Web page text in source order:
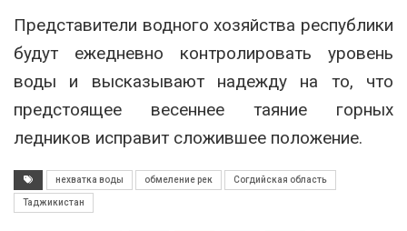
Представители водного хозяйства республики
будут ежедневно контролировать уровень
воды и высказывают надежду на то, что
предстоящее весеннее таяние горных
ледников исправит сложившее положение.
нехватка воды обмеление рек Согдийская область
Таджикистан